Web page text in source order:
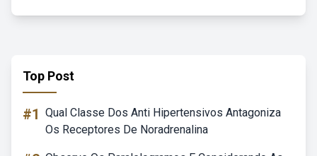
Top Post
#1 Qual Classe Dos Anti Hipertensivos Antagoniza
Os Receptores De Noradrenalina